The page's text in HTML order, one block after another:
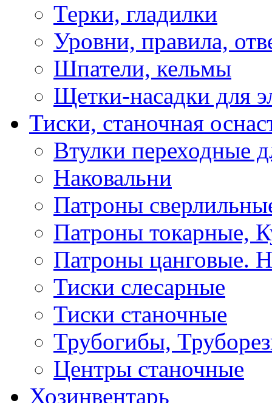
Терки, гладилки
Уровни, правила,
Шпатели, кельмы
Щетки-насадки для
Тиски, станочная
Втулки переходные
Наковальни
Патроны
Патроны токарные,
Патроны цанговые.
Тиски слесарные
Тиски станочные
Трубогибы,
Центры станочные
Хозинвентарь